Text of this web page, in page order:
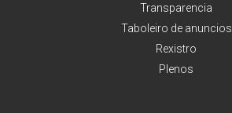
Transparencia
Taboleiro de anuncios
Rexistro
Plenos